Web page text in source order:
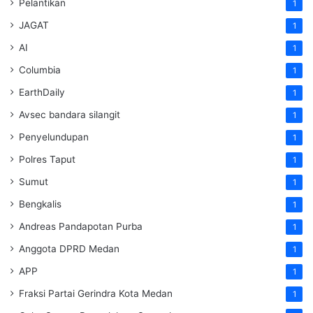
Pelantikan 1
JAGAT 1
AI 1
Columbia 1
EarthDaily 1
Avsec bandara silangit 1
Penyelundupan 1
Polres Taput 1
Sumut 1
Bengkalis 1
Andreas Pandapotan Purba 1
Anggota DPRD Medan 1
APP 1
Fraksi Partai Gerindra Kota Medan 1